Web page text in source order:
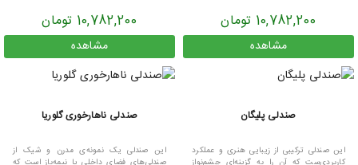
10,782,200 تومان
مشاهده
10,782,200 تومان
مشاهده
صندلی پلیگان
این صندلی ترکیبی از زیبایی هنری و عملکرد
صندلی ناهارخوری گلوریا
این صندلی یک نمونه‌ی مدرن و شیک از